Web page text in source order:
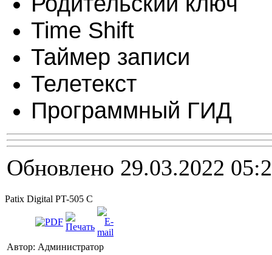
Time Shift
Таймер записи
Телетекст
Программный ГИД
Обновлено 29.03.2022
Patix Digital PT-505 С
Автор: Администратор